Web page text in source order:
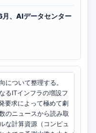
、AIデータセンター